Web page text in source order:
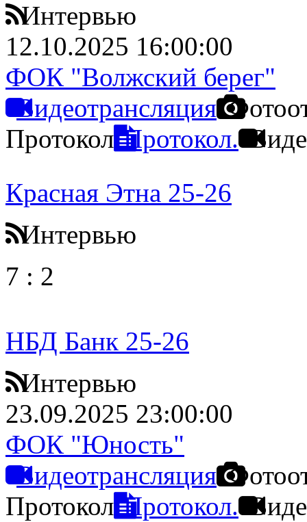
Интервью
12.10.2025 16:00:00
ФОК "Волжский берег"
Видеотрансляция
Протокол Протокол.
Красная Этна 25-26
Интервью
7 : 2
НБД Банк 25-26
Интервью
23.09.2025 23:00:00
ФОК "Юность"
Видеотрансляция
Протокол Протокол.